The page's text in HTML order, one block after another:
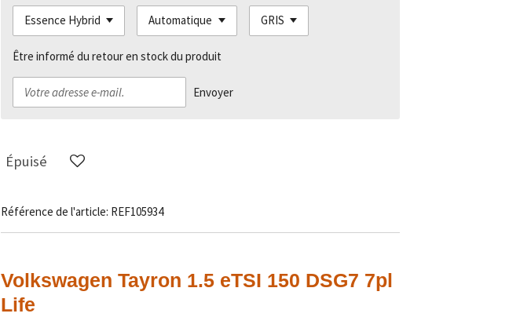
Être informé du retour en stock du produit
Envoyer
Épuisé
Référence de l'article: REF105934
Volkswagen Tayron 1.5 eTSI 150 DSG7 7pl
Life